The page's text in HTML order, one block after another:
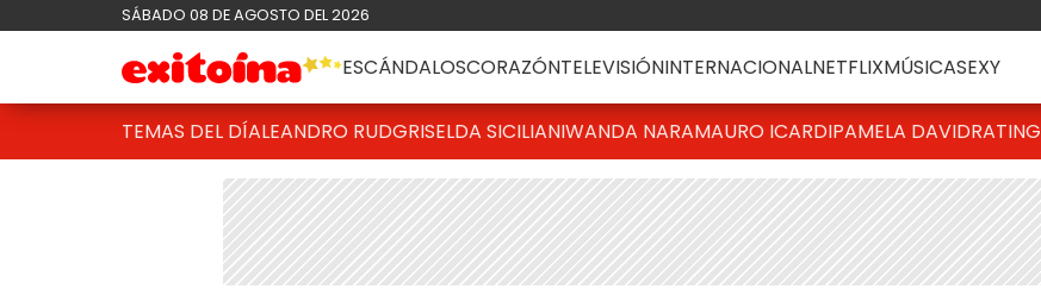
SÁBADO 08 DE AGOSTO DEL 2026
ESCÁNDALOSCORAZÓNTELEVISIÓNINTERNACIONALNETFLIXMÚSICASEXY
TEMAS DEL DÍALEANDRO RUDGRISELDA SICILIANIWANDA NARAMAURO ICARDIPAMELA DAVIDRATING